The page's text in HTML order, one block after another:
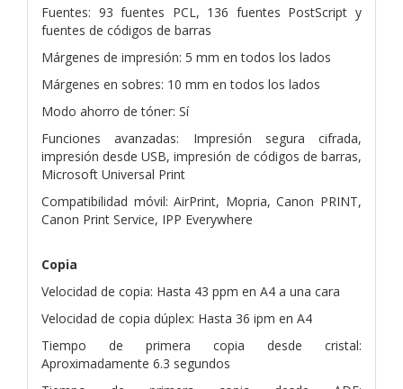
Fuentes: 93 fuentes PCL, 136 fuentes PostScript y
fuentes de códigos de barras
Márgenes de impresión: 5 mm en todos los lados
Márgenes en sobres: 10 mm en todos los lados
Modo ahorro de tóner: Sí
Funciones avanzadas: Impresión segura cifrada,
impresión desde USB, impresión de códigos de barras,
Microsoft Universal Print
Compatibilidad móvil: AirPrint, Mopria, Canon PRINT,
Canon Print Service, IPP Everywhere
Copia
Velocidad de copia: Hasta 43 ppm en A4 a una cara
Velocidad de copia dúplex: Hasta 36 ipm en A4
Tiempo de primera copia desde cristal:
Aproximadamente 6.3 segundos